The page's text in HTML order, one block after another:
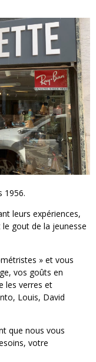
1956.
leurs expériences,
gout de la jeunesse
» et vous
vos goûts en
les verres et
Louis, David
que nous vous
votre